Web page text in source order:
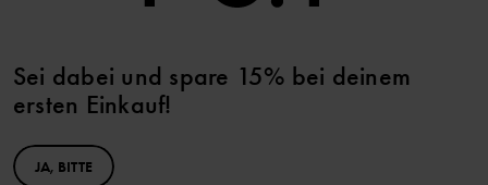
Sei dabei und spare 15% bei deinem
ersten Einkauf!
JA, BITTE